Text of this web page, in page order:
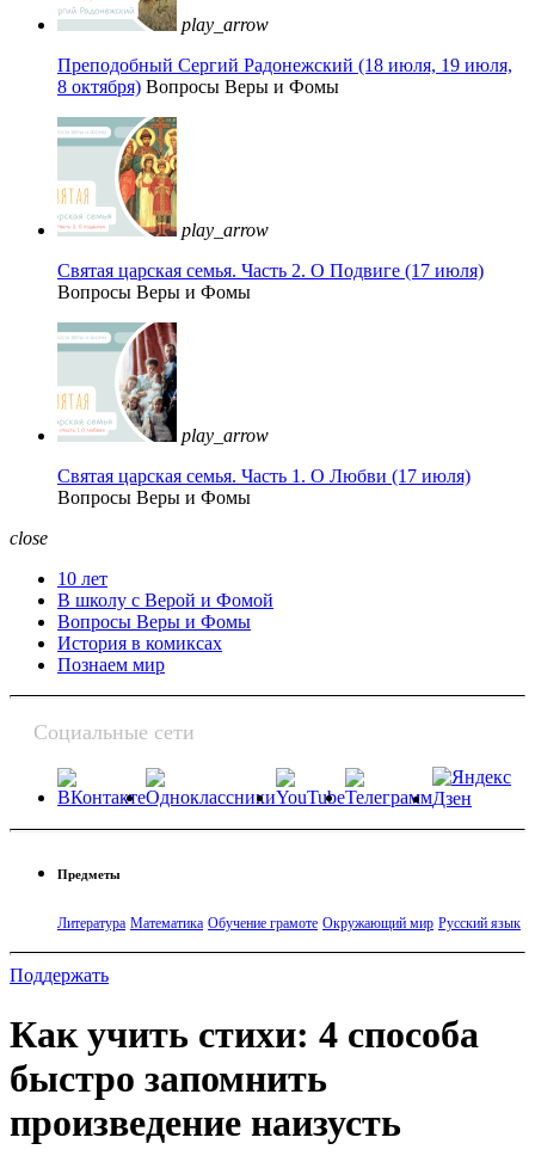
play_arrow
Преподобный Сергий Радонежский (18 июля, 19 июля,
8 октября) Вопросы Веры и Фомы
play_arrow
Святая царская семья. Часть 2. О Подвиге (17 июля)
Вопросы Веры и Фомы
play_arrow
Святая царская семья. Часть 1. О Любви (17 июля)
Вопросы Веры и Фомы
close
10 лет
В школу с Верой и Фомой
Вопросы Веры и Фомы
История в комиксах
Познаем мир
Социальные сети
Предметы
Литература Математика Обучение грамоте Окружающий мир Русский язык
Поддержать
Как учить стихи: 4 способа
быстро запомнить
произведение наизусть